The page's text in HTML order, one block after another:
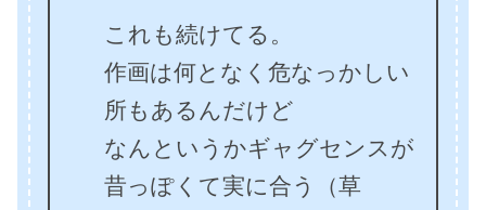
これも続けてる。
作画は何となく危なっかしい
所もあるんだけど
なんというかギャグセンスが
昔っぽくて実に合う（草